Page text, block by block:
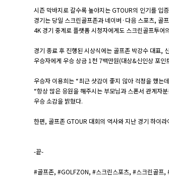
시즌 막바지로 갈수록 높아지는 GTOUR의 인기를 입
경기는 당일 스크린골프존과 네이버·다음 스포츠, 골
4K 경기 중계로 플랫폼 시청자에게도 스크린골프투어
경기 종료 후 진행된 시상식에는 골프존 박강수 대표,
우승자에게 우승 상금 1천 7백만원(대상&신인상 포
우승자 이용희는 “최근 샷감이 좋지 않아 걱정을 했는
“항상 많은 응원을 해주시는 부모님과 스폰서 관계자
우승 소감을 밝혔다.
한편, 골프존 GTOUR 대회의 역사와 지난 경기 하이
-끝-
#골프존, #GOLFZON, #스크린스포츠, #스크린골프